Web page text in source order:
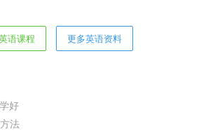
语课程 更多英语资料
好
法